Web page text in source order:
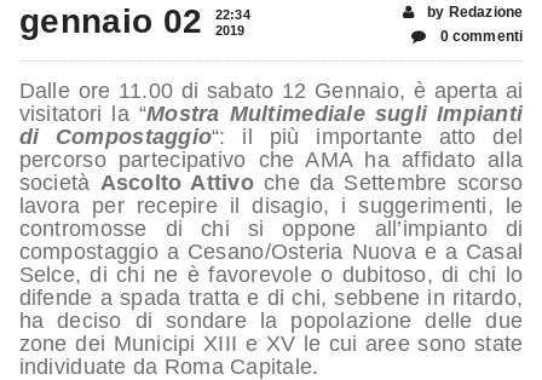
gennaio 02
22:34
2019
by Redazione
0 commenti
Dalle ore 11.00 di sabato 12 Gennaio, è aperta ai
visitatori la “Mostra Multimediale sugli Impianti
di Compostaggio“: il più importante atto del
percorso partecipativo che AMA ha affidato alla
società Ascolto Attivo che da Settembre scorso
lavora per recepire il disagio, i suggerimenti, le
contromosse di chi si oppone all’impianto di
compostaggio a Cesano/Osteria Nuova e a Casal
Selce, di chi ne è favorevole o dubitoso, di chi lo
difende a spada tratta e di chi, sebbene in ritardo,
ha deciso di sondare la popolazione delle due
zone dei Municipi XIII e XV le cui aree sono state
individuate da Roma Capitale.